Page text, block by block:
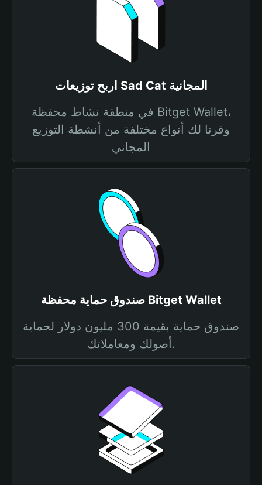
اربح توزيعات Sad Cat المجانية
في منطقة نشاط محفظة Bitget Wallet،
وفرنا لك أنواع مختلفة من أنشطة التوزيع
المجاني
صندوق حماية محفظة Bitget Wallet
صندوق حماية بقيمة 300 مليون دولار لحماية
أصولك ومعاملاتك.